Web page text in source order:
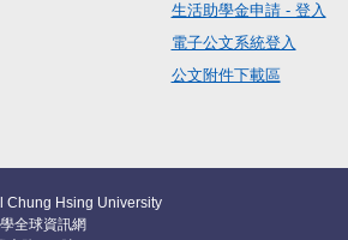
生活助學金申請 - 登入
電子公文系統登入
公文附件下載區
Chung Hsing University
全球資訊網